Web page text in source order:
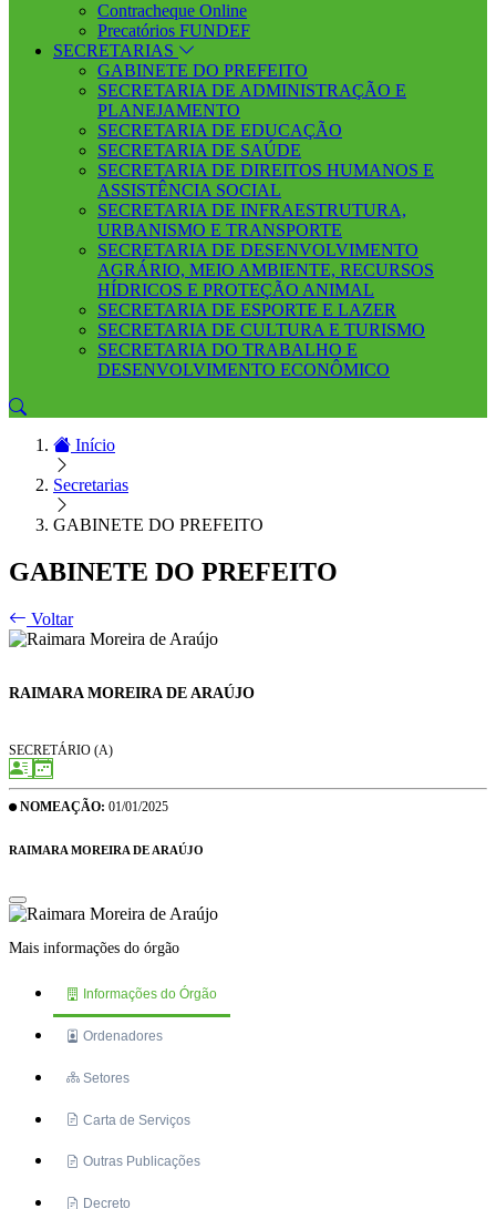
Contracheque Online
Precatórios FUNDEF
SECRETARIAS
GABINETE DO PREFEITO
SECRETARIA DE ADMINISTRAÇÃO E
PLANEJAMENTO
SECRETARIA DE EDUCAÇÃO
SECRETARIA DE SAÚDE
SECRETARIA DE DIREITOS HUMANOS E
ASSISTÊNCIA SOCIAL
SECRETARIA DE INFRAESTRUTURA,
URBANISMO E TRANSPORTE
SECRETARIA DE DESENVOLVIMENTO
AGRÁRIO, MEIO AMBIENTE, RECURSOS
HÍDRICOS E PROTEÇÃO ANIMAL
SECRETARIA DE ESPORTE E LAZER
SECRETARIA DE CULTURA E TURISMO
SECRETARIA DO TRABALHO E
DESENVOLVIMENTO ECONÔMICO
Início
Secretarias
GABINETE DO PREFEITO
GABINETE DO PREFEITO
Voltar
RAIMARA MOREIRA DE ARAÚJO
SECRETÁRIO (A)
NOMEAÇÃO: 01/01/2025
RAIMARA MOREIRA DE ARAÚJO
Mais informações do órgão
Informações do Órgão
Ordenadores
Setores
Carta de Serviços
Outras Publicações
Decreto